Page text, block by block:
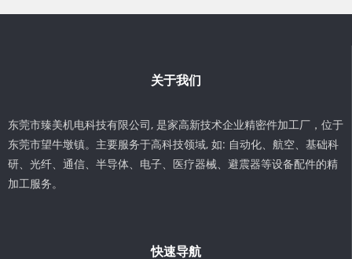
关于我们
东莞市臻美机电科技有限公司, 是家高新技术企业精密件加工厂，位于
东莞市望牛墩镇。主要服务于高科技领域, 如: 自动化、航空、基础科
研、光纤、通信、半导体、电子、医疗器械、避震器等设备配件的精
加工服务。
快速导航